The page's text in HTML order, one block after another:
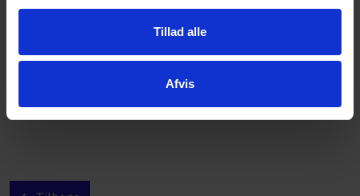
Tillad alle
Afvis